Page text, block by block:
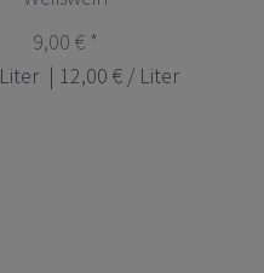
9,00 € *
Liter | 12,00 € / Liter